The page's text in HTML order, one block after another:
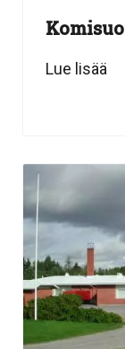
Lue lisää